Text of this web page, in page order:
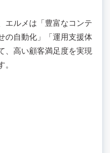
エルメは「豊富なコンテ
の自動化」「運用支援体
、高い顧客満足度を実現